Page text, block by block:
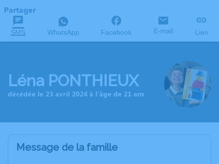
Partager
SMS WhatsApp Facebook E-mail Lien
Léna PONTHIEUX
décédée le 23 avril 2024 à l'âge de 21 ans
Message de la famille